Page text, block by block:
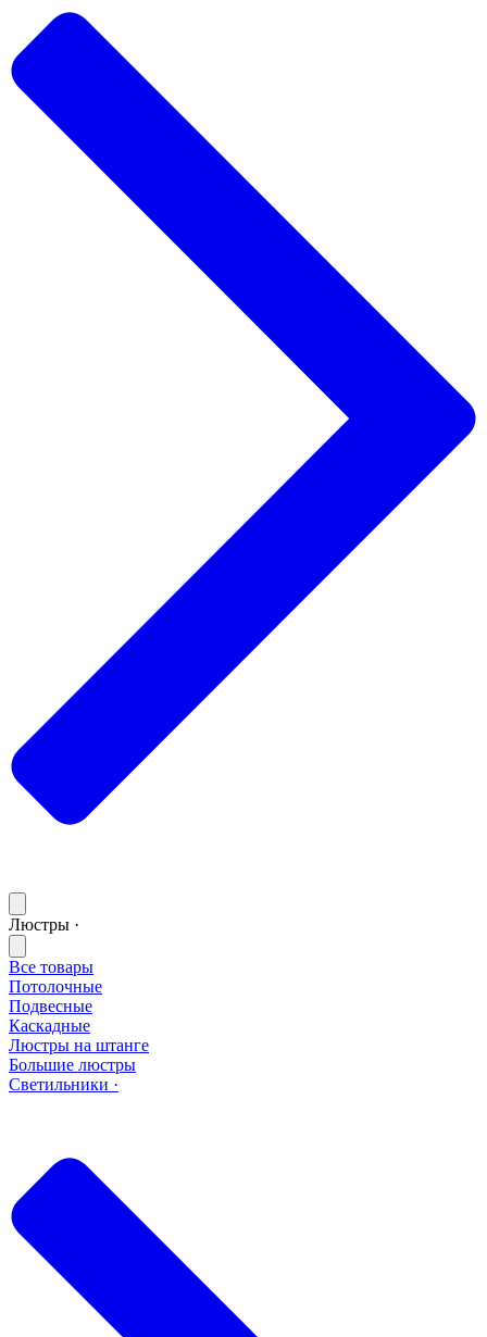
Люстры ·
Все товары
Потолочные
Подвесные
Каскадные
Люстры на штанге
Большие люстры
Светильники ·